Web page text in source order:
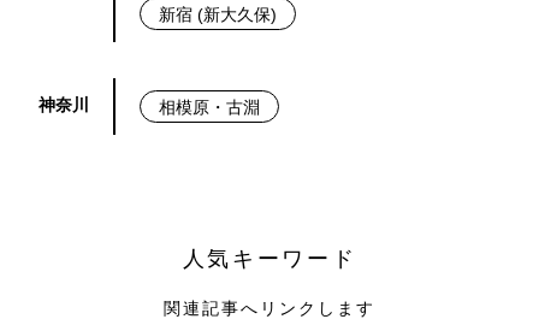
新宿 (新大久保)
神奈川 相模原・古淵
人気キーワード
関連記事へリンクします